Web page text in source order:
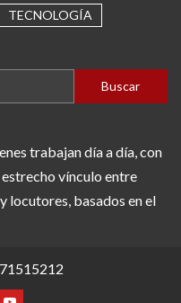
TECNOLOGÍA
trabajan día a día, con
vínculo entre
locutores, basados en el